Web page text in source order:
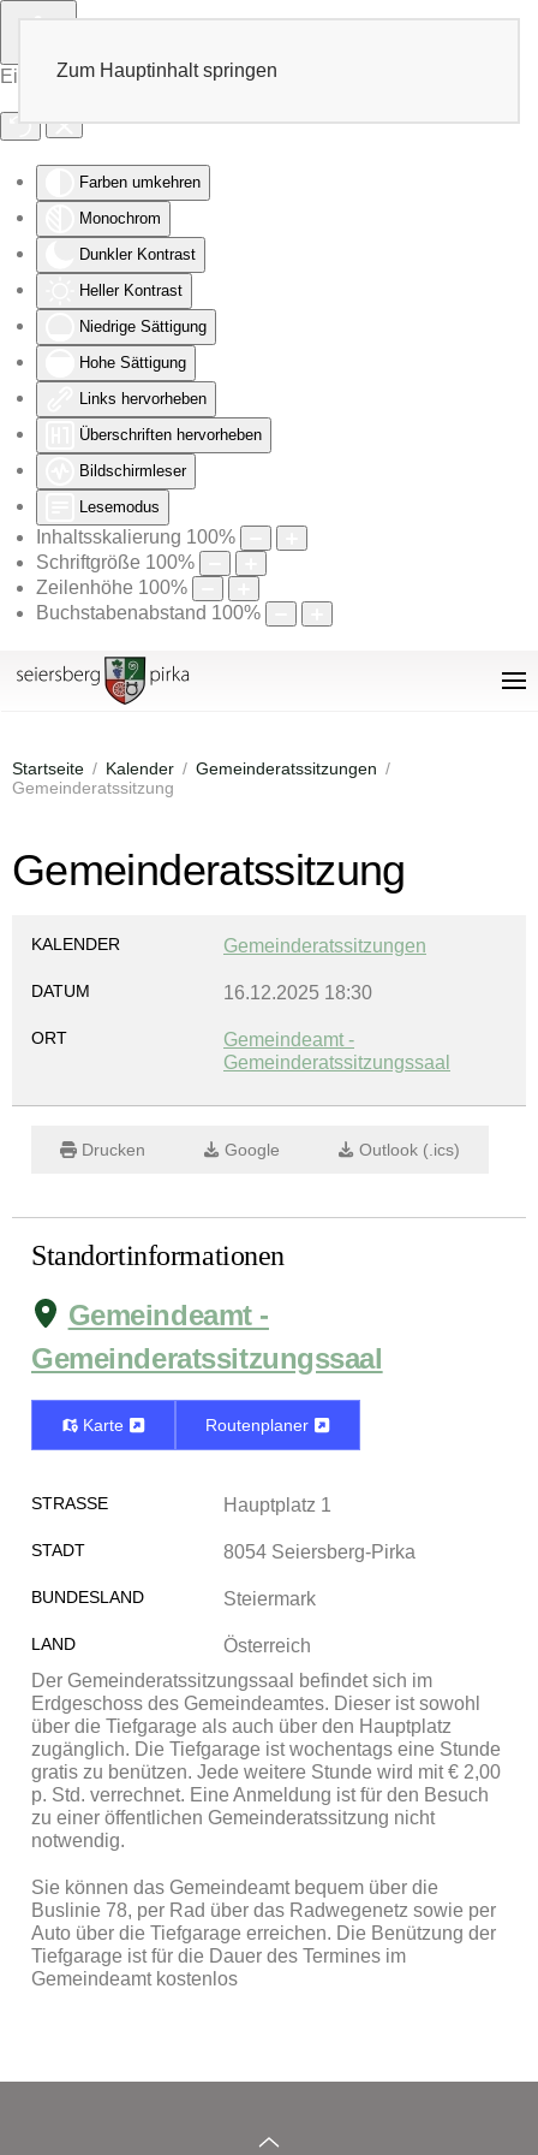
Eingabehilfen öffnen
Farben umkehren
Monochrom
Dunkler Kontrast
Heller Kontrast
Niedrige Sättigung
Hohe Sättigung
Links hervorheben
Überschriften hervorheben
Bildschirmleser
Lesemodus
Inhaltsskalierung 100%
Schriftgröße 100%
Zeilenhöhe 100%
Buchstabenabstand 100%
Zum Hauptinhalt springen
Startseite Kalender
Gemeinderatssitzungen
Gemeinderatssitzung
Gemeinderatssitzung
KALENDER Gemeinderatssitzungen
DATUM 16.12.2025 18:30
ORT
Gemeindeamt -
Gemeinderatssitzungssaal
Drucken Google Outlook (.ics)
Standortinformationen
Gemeindeamt -
Gemeinderatssitzungssaal
Karte Routenplaner
STRASSE Hauptplatz 1
STADT 8054 Seiersberg-Pirka
BUNDESLAND Steiermark
LAND
Österreich
Der Gemeinderatssitzungssaal befindet sich im
Erdgeschoss des Gemeindeamtes. Dieser ist sowohl
über die Tiefgarage als auch über den Hauptplatz
zugänglich. Die Tiefgarage ist wochentags eine Stunde
gratis zu benützen. Jede weitere Stunde wird mit € 2,00
p. Std. verrechnet. Eine Anmeldung ist für den Besuch
zu einer öffentlichen Gemeinderatssitzung nicht
notwendig.
Sie können das Gemeindeamt bequem über die
Buslinie 78, per Rad über das Radwegenetz sowie per
Auto über die Tiefgarage erreichen. Die Benützung der
Tiefgarage ist für die Dauer des Termines im
Gemeindeamt kostenlos